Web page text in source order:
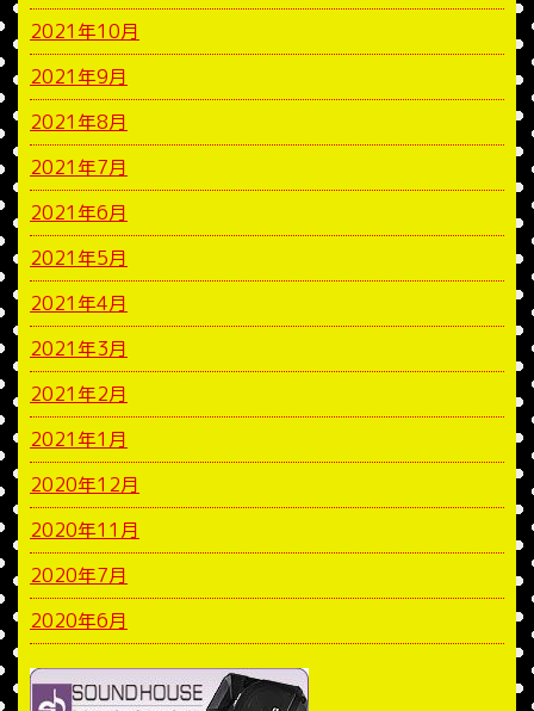
2021年10月
2021年9月
2021年8月
2021年7月
2021年6月
2021年5月
2021年4月
2021年3月
2021年2月
2021年1月
2020年12月
2020年11月
2020年7月
2020年6月